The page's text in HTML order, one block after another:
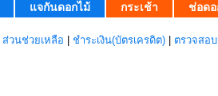
แจกันดอกไม้ กระเช้า ช่อดอ
ส่วนช่วยเหลือ ชำระเงิน(บัตรเครดิต) ตรวจสอ